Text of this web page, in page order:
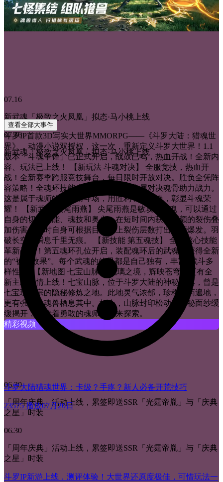
07.16
新武魂「极致之火凤凰」拟态·马小桃上线
07.16
新武魂「极致之火凤凰」拟态·马小桃上线
06.30
「周年庆典」活动上线，累签即送SSR「光霆帝胤」与「庆典
之星」时装
06.30
「周年庆典」活动上线，累签即送SSR「光霆帝胤」与「庆典
之星」时装
查看全部大事件
斗罗IP首款3D写实大世界MMORPG——《斗罗大陆：猎魂世
界》，动漫小说双授权，这一次，重新定义斗罗大世界！1.1
版本「斗魂争锋」已正式开启，战鼓已鸣，热血开战！全新内
容、玩法已上线！ 【新玩法 斗魂对决】 全服竞技，热血开
战！全新赛季跨服竞技舞台，每日限时开放对决。胜负全凭阵
容策略！全魂环技能自由搭配，更有专属对决魂骨助力战力。
这是属于魂师的荣耀角斗场，用胜利书写传奇，彰显斗魂荣
耀！ 【新武魂 尖尾雨燕】 尖尾雨燕是敏攻系武魂，可以通过
自身的切换技能、魂技和奥义，在短时间内获得巨额的裂伤叠
加伤害，同时自身可根据目标身上裂伤层数打出高额爆发。羽
破长空，瞬息千里无痕。 【新技能 第五魂技】 全新核心技能
革新战场！第五魂环孔位开启，装配魂环后的武魂将获得全新
的“被动效果”。每个武魂的效果都是自己独有，丰富“战斗多
样性”。 【新地图 七宝山脉】 琉璃之境，辉映苍穹，更有全
新主线剧情上线！七宝山脉，位于斗罗大陆的神秘角落，曾是
七宝琉璃宗的隐秘修炼之地。此地灵气浓郁，珍稀草药遍地，
更有强大的魂兽栖息其中。如今，山脉封印松动，神秘面纱缓
缓揭开，等待着勇敢的魂师们前来探索。
精彩视频
斗罗大陆猎魂世界：卡级？手疼？新人必备开荒技巧
23575 播放07月20日
斗罗IP新游上线，测评体验！大世界还原度极佳，可惜玩法一